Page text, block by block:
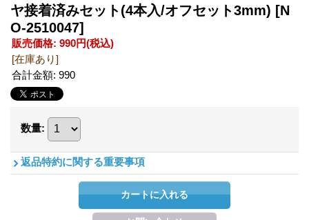
ヤ接着済みセット(4本入/オフセット3mm) [N
O-2510047]
販売価格: 990円(税込)
[在庫あり]
合計金額: 990
数量:
返品特約に関する重要事項